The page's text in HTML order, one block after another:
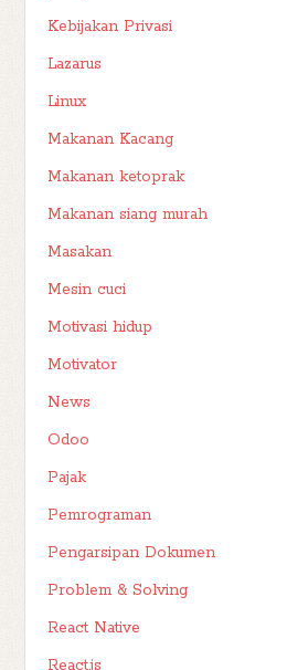
Kebijakan Privasi
Lazarus
Linux
Makanan Kacang
Makanan ketoprak
Makanan siang murah
Masakan
Mesin cuci
Motivasi hidup
Motivator
News
Odoo
Pajak
Pemrograman
Pengarsipan Dokumen
Problem & Solving
React Native
React.js